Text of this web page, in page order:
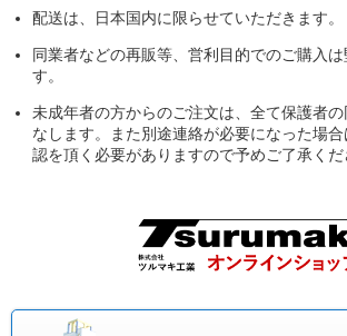
配送は、日本国内に限らせていただきます。
同業者などの再販等、営利目的でのご購入
す。
未成年者の方からのご注文は、全て保護者
なします。また別途連絡が必要になった場
認を頂く必要がありますので予めご了承くだ